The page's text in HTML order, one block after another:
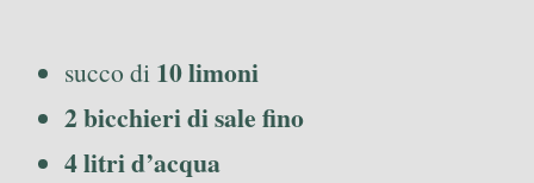
succo di 10 limoni
2 bicchieri di sale fino
4 litri d’acqua